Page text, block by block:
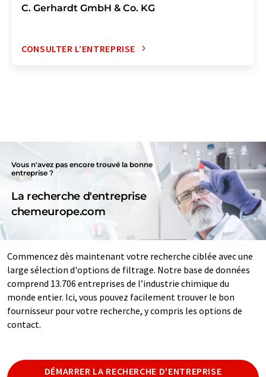
C. Gerhardt GmbH & Co. KG
CONSULTER L’ENTREPRISE
Vous n'avez pas encore trouvé la bonne
entreprise ?
La recherche d'entreprise
chemeurope.com
Commencez dès maintenant votre recherche ciblée avec une
large sélection d'options de filtrage. Notre base de données
comprend 13.706 entreprises de l’industrie chimique du
monde entier. Ici, vous pouvez facilement trouver le bon
fournisseur pour votre recherche, y compris les options de
contact.
DÉMARRER LA RECHERCHE D'ENTREPRISE